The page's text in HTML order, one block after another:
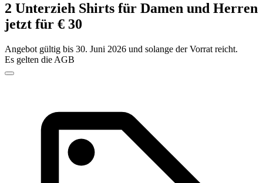
2 Unterzieh Shirts für Damen und Herren
jetzt für € 30
Angebot gültig bis 30. Juni 2026 und solange der Vorrat reicht.
Es gelten die AGB